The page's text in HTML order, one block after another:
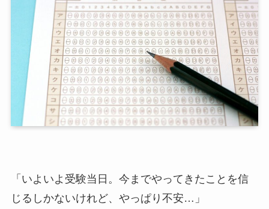
「いよいよ受験当日。今までやってきたことを信
じるしかないけれど、やっぱり不安…」